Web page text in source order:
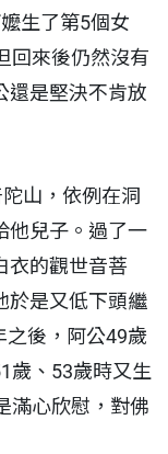
生了第5個女
回來後仍然沒有
還是堅決不肯放
山，依例在洞
他兒子。過了一
衣的觀世音菩
於是又低下頭繼
後，阿公49歲
歲、53歲時又生
滿心欣慰，對佛